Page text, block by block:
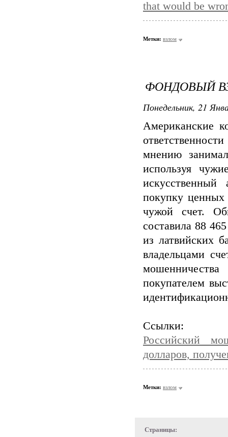
that would be
Метки: взлом
ФОНДОВЫЙ
Понедельник, 21
Американские
мнению
используя
покупку ценных
чужой счет.
составила 88
из латвийских
владельцами
покупателем
Ссылки:
Российский
долларов,
Метки: взлом
Страницы: